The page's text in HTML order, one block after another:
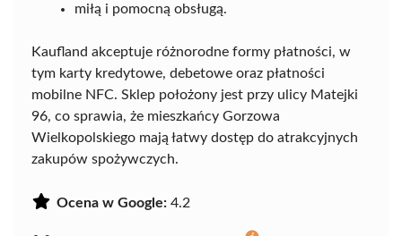
miłą i pomocną obsługą.
Kaufland akceptuje różnorodne formy płatności, w
tym karty kredytowe, debetowe oraz płatności
mobilne NFC. Sklep położony jest przy ulicy Matejki
96, co sprawia, że mieszkańcy Gorzowa
Wielkopolskiego mają łatwy dostęp do atrakcyjnych
zakupów spożywczych.
Ocena w Google: 4.2